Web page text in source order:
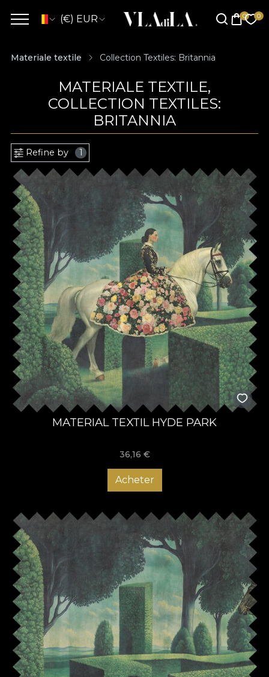
(€) EUR
Materiale textile Collection Textiles: Britannia
MATERIALE TEXTILE,
COLLECTION TEXTILES:
BRITANNIA
Refine by 1
MATERIAL TEXTIL HYDE PARK
36,16 €
Acheter